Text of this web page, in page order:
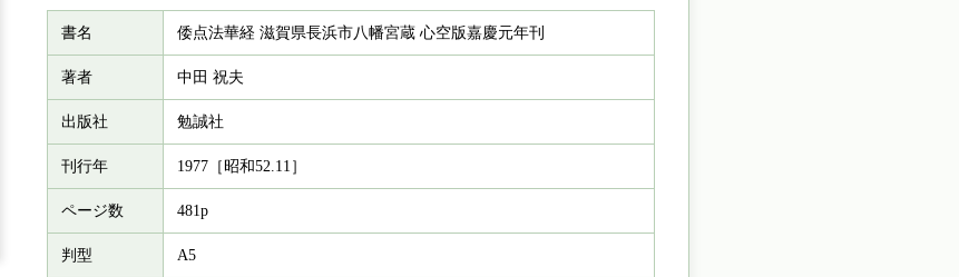
書名 倭点法華経 滋賀県長浜市八幡宮蔵 心空版嘉慶元年刊
著者 中田 祝夫
出版社 勉誠社
刊行年 1977［昭和52.11］
ページ数 481p
判型 A5